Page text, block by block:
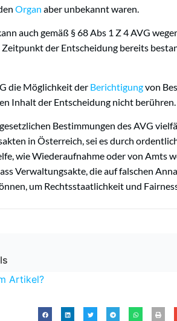
Organ aber unbekannt waren.
auch gemäß § 68 Abs 1 Z 4 AVG
der Entscheidung bereits
die Möglichkeit der Berichtigungvon
Inhalt der Entscheidung nicht berühren.
Bestimmungen des AVG
in Österreich, sei es durch
wie Wiederaufnahme oder von Amts
Verwaltungsakte, die auf falschen
um Rechtsstaatlichkeit und
Artikel?